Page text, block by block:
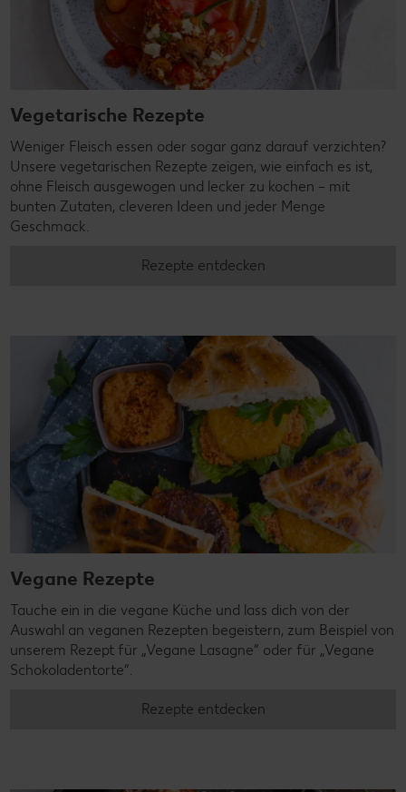
Vegetarische Rezepte
Weniger Fleisch essen oder sogar ganz darauf verzichten?
Unsere vegetarischen Rezepte zeigen, wie einfach es ist,
ohne Fleisch ausgewogen und lecker zu kochen – mit
bunten Zutaten, cleveren Ideen und jeder Menge
Geschmack.
Rezepte entdecken
Vegane Rezepte
Tauche ein in die vegane Küche und lass dich von der
Auswahl an veganen Rezepten begeistern, zum Beispiel von
unserem Rezept für „Vegane Lasagne“ oder für „Vegane
Schokoladentorte“.
Rezepte entdecken